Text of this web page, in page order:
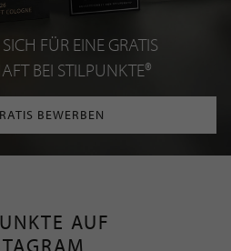
FÜR EINE GRATIS
BEI STILPUNKTE®
BEWERBEN
AUF